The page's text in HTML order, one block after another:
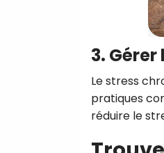
3. Gérer
Le stress
pratiques
réduire le